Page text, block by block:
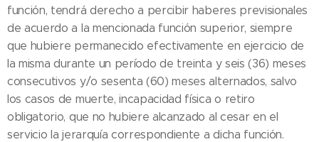
función, tendrá derecho a percibir haberes previsionales
de acuerdo a la mencionada función superior, siempre
que hubiere permanecido efectivamente en ejercicio de
la misma durante un período de treinta y seis (36) meses
consecutivos y/o sesenta (60) meses alternados, salvo
los casos de muerte, incapacidad física o retiro
obligatorio, que no hubiere alcanzado al cesar en el
servicio la jerarquía correspondiente a dicha función.